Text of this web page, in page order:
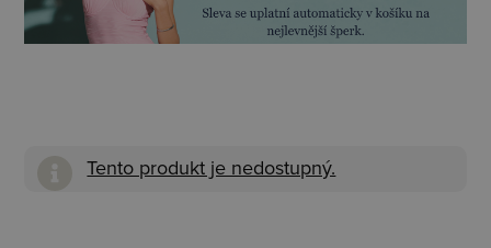
Tento produkt je nedostupný.